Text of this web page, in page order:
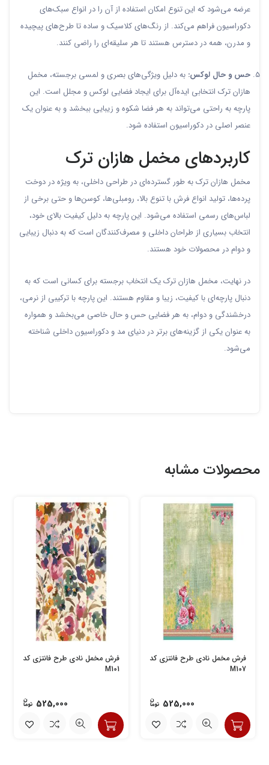
عرضه می‌شود که این تنوع امکان استفاده از آن را در انواع سبک‌های
دکوراسیون فراهم می‌کند. از رنگ‌های کلاسیک و ساده تا طرح‌های پیچیده
و مدرن، همه در دسترس هستند تا هر سلیقه‌ای را راضی کنند.
حس و حال لوکس: به دلیل ویژگی‌های بصری و لمسی برجسته، مخمل
هازان ترک انتخابی ایده‌آل برای ایجاد فضایی لوکس و مجلل است. این
پارچه به راحتی می‌تواند به هر فضا شکوه و زیبایی ببخشد و به عنوان یک
عنصر اصلی در دکوراسیون استفاده شود.
کاربردهای مخمل هازان ترک
مخمل هازان ترک به طور گسترده‌ای در طراحی داخلی، به ویژه در دوخت
پرده‌ها، تولید انواع فرش با تنوع بالا، رومبلی‌ها، کوسن‌ها و حتی برخی از
لباس‌های رسمی استفاده می‌شود. این پارچه به دلیل کیفیت بالای خود،
انتخاب بسیاری از طراحان داخلی و مصرف‌کنندگان است که به دنبال زیبایی
و دوام در محصولات خود هستند.
در نهایت، مخمل هازان ترک یک انتخاب برجسته برای کسانی است که به
دنبال پارچه‌ای با کیفیت، زیبا و مقاوم هستند. این پارچه با ترکیبی از نرمی،
درخشندگی و دوام، به هر فضایی حس و حال خاصی می‌بخشد و همواره
به عنوان یکی از گزینه‌های برتر در دنیای مد و دکوراسیون داخلی شناخته
می‌شود.
محصولات مشابه
فرش مخمل نادی طرح فانتزی کد
M107
525,000
فرش مخمل نادی طرح فانتزی کد
M101
525,000